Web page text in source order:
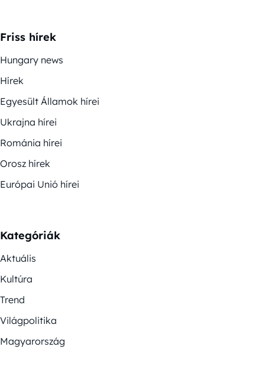
Friss hírek
Hungary news
Hírek
Egyesült Államok hírei
Ukrajna hírei
Románia hírei
Orosz hírek
Európai Unió hírei
Kategóriák
Aktuális
Kultúra
Trend
Világpolitika
Magyarország